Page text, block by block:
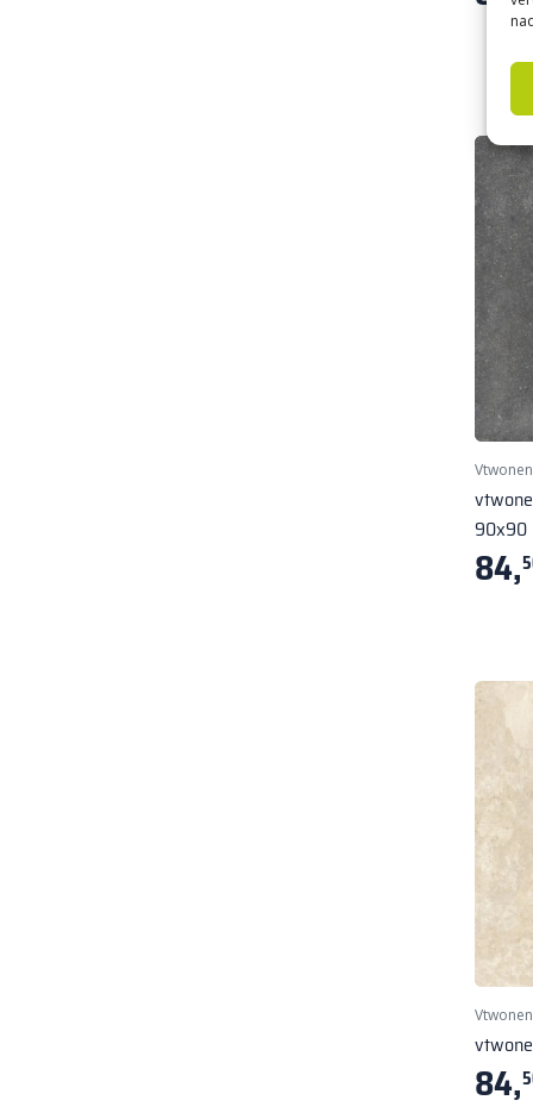
Vtwonen
90x90
84,
Vtwonen
84,